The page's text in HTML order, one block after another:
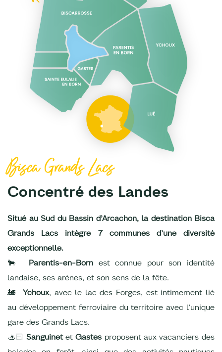
Bisca Grands Lacs
Concentré des Landes
Situé au Sud du Bassin d’Arcachon, la destination Bisca
Grands Lacs intègre 7 communes d’une diversité
exceptionnelle.
🐂 Parentis-en-Bornest connue pour son identité
landaise, ses arènes, et son sens de la fête.
🚂 Ychoux, avec le lac des Forges, est intimement lié
au développement ferroviaire du territoire avec l’unique
gare des Grands Lacs.
🚣🏻 SanguinetetGastes proposent aux vacanciers des